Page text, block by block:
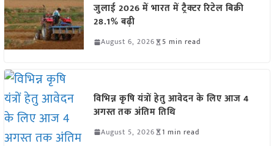
जुलाई 2026 में भारत में ट्रैक्टर रिटेल बिक्री
28.1% बढ़ी
August 6, 2026 5 min read
विभिन्न कृषि यंत्रों हेतु आवेदन के लिए आज 4
अगस्त तक अंतिम तिथि
August 5, 2026 1 min read